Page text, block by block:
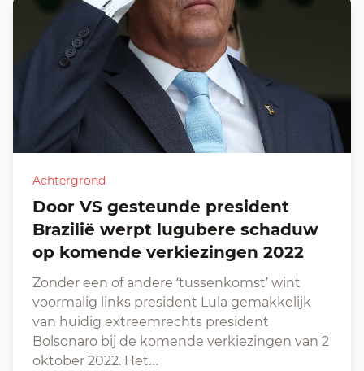
Achtergrond
Door VS gesteunde president
Brazilië werpt lugubere schaduw
op komende verkiezingen 2022
Zonder een of andere ‘tussenkomst’ wint
voormalig links president Lula gemakkelijk
van huidig extreemrechts president
Bolsonaro bij de komende verkiezingen van 2
oktober 2022. Het…